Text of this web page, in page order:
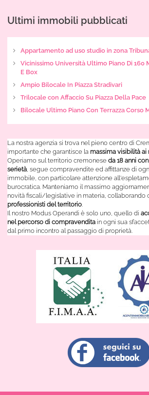
Ultimi immobili pubblicati
Appartamento ad uso studio in zona
Vicinissimo Università Ultimo Piano Di 160
E Box
Ampio Bilocale In Piazza Stradivari
Trilocale con Affaccio Su Piazza Della Pace
Bilocale Ultimo Piano Con Terrazza Corso
La nostra agenzia si trova nel pieno centro di
importante che garantisce la massima visibilità
Operiamo sul territorio cremonese da 18 anni
serietà, segue compravendite ed affittanze di
immobile, con particolare attenzione
burocratica. Manteniamo il massimo
novità fiscali/legislative in materia, collaborando
professionisti del territorio.
Il nostro Modus Operandi è solo uno, quello di
nel percorso di compravendita in ogni sua
dal primo incontro al passaggio di proprietà.